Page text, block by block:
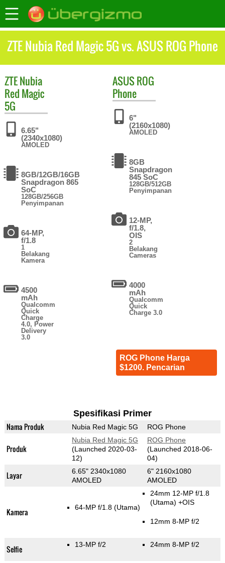
ZTE Nubia Red Magic 5G vs. ASUS ROG Phone
ZTENubia
Red Magic
5G
6.65"
(2340x1080)
AMOLED
8GB/12GB/16GB
Snapdragon 865
SoC
128GB/256GB
Penyimpanan
64-MP,
f/1.8
1
Belakang
Kamera
4500
mAh
Qualcomm
Quick
Charge
4.0, Power
Delivery
3.0
ASUSROG
Phone
6"
(2160x1080)
AMOLED
8GB
Snapdragon
845 SoC
128GB/512GB
Penyimpanan
12-MP,
f/1.8,
OIS
2
Belakang
Cameras
4000
mAh
Qualcomm
Quick
Charge 3.0
ROG Phone Harga
$1200. Pencarian
Spesifikasi Primer
Nama Produk Nubia Red Magic 5G ROG Phone
Produk
Nubia Red Magic 5G
(Launched 2020-03-
12)
ROG Phone
(Launched 2018-06-
04)
Layar
6.65" 2340x1080
AMOLED
6" 2160x1080
AMOLED
Kamera 64-MP f/1.8 (Utama)
24mm 12-MP f/1.8
(Utama) +OIS
12mm 8-MP f/2
Selfie 13-MP f/2 24mm 8-MP f/2